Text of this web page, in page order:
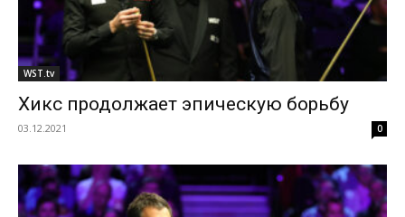
WST.tv
Хикс продолжает эпическую борьбу
03.12.2021 0